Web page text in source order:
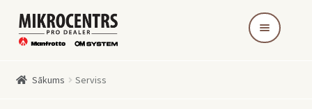
Skip
to
Skip
to
Sākums Serviss